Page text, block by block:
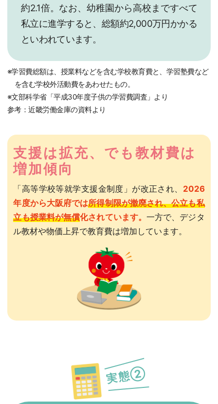
約2.1倍。なお、幼稚園から高校まですべて
私立に進学すると、総額約2,000万円かかる
といわれています。
※学習費総額は、授業料などを含む学校教育費と、学習塾費など
を含む学校外活動費をあわせたもの。
※文部科学省「平成30年度子供の学習費調査」より
参考：近畿労働金庫の資料より
支援は拡充、でも教材費は
増加傾向
「高等学校等就学支援金制度」が改正され、 2026
年度から大阪府では所得制限が撤廃され、公立も私
立も授業料が無償化されています。 一方で、デジタ
ル教材や物価上昇で教育費は増加しています。
実態②